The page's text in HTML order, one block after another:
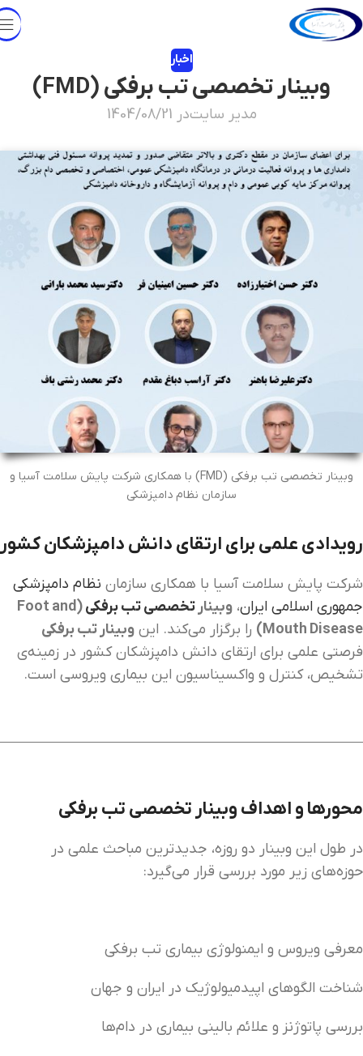
اخبار
وبینار تخصصی تب برفکی (FMD)
مدیر سایتدر 1404/08/21
وبینار تخصصی تب برفکی (FMD) با همکاری شرکت پایش سلامت آسیا و
سازمان نظام دامپزشکی
رویدادی علمی برای ارتقای دانش دامپزشکان کشور
شرکت پایش سلامت آسیا با همکاری سازمان نظام دامپزشکی
جمهوری اسلامی ایران، وبینار تخصصی تب برفکی (Foot and
Mouth Disease)
را برگزار می‌کند. این وبینار تب برفکی
فرصتی علمی برای ارتقای دانش دامپزشکان کشور در زمینه‌ی
تشخیص، کنترل و واکسیناسیون این بیماری ویروسی است.
محورها و اهداف وبینار تخصصی تب برفکی
در طول این وبینار دو روزه، جدیدترین مباحث علمی در
حوزه‌های زیر مورد بررسی قرار می‌گیرد:
معرفی ویروس و ایمنولوژی بیماری تب برفکی
شناخت الگوهای اپیدمیولوژیک در ایران و جهان
بررسی پاتوژنز و علائم بالینی بیماری در دام‌ها